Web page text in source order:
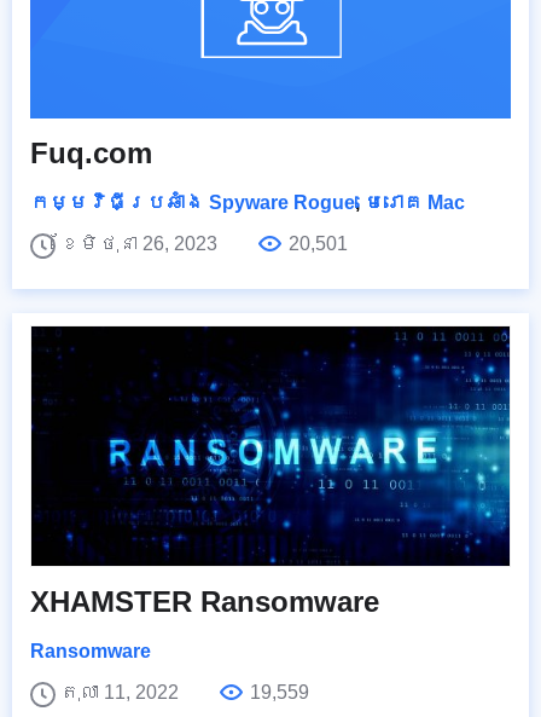
Fuq.com
កម្មវិធីប្រឆាំង Spyware Rogue, មេរោគ Mac
ខែមិថុនា 26, 2023
20,501
XHAMSTER Ransomware
Ransomware
តុលា 11, 2022
19,559